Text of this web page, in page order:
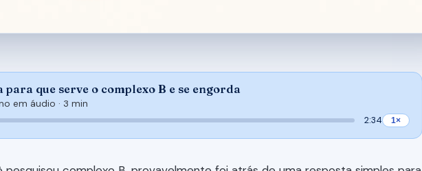
para que serve o complexo B e se engorda
em áudio · 3 min
2:34
1×